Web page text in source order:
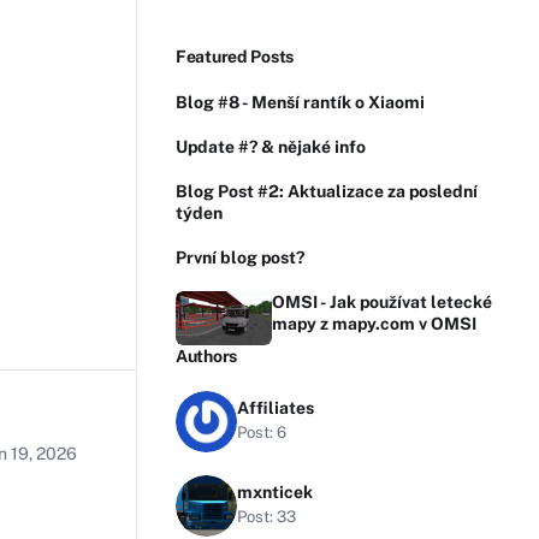
19, 2026
Featured Posts
Blog #8 - Menší rantík o Xiaomi
Update #? & nějaké info
Blog Post #2: Aktualizace za poslední
týden
První blog post?
OMSI - Jak používat letecké
mapy z mapy.com v OMSI
Authors
Affiliates
Post: 6
mxnticek
Post: 33